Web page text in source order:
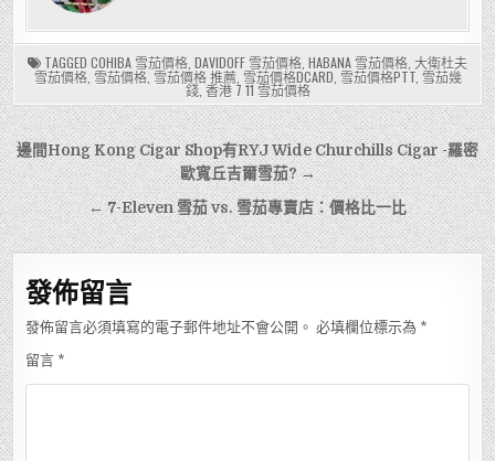
TAGGED COHIBA 雪茄價格 DAVIDOFF 雪茄價格 HABANA 雪茄價格 大衛杜夫
雪茄價格, 雪茄價格, 雪茄價格 推薦, 雪茄價格DCARD 雪茄價格PTT, 雪茄幾
錢,香港 7 11 雪茄價格
文
章
導
覽
邊間Hong Kong Cigar Shop有RYJ Wide Churchills Cigar -羅密
歐寬丘吉爾雪茄? →
← 7-Eleven 雪茄 vs. 雪茄專賣店：價格比一比
發佈留言
發佈留言必須填寫的電子郵件地址不會公開。 必填欄位標示為 *
留言 *